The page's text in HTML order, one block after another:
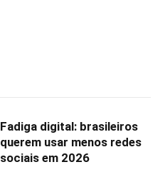
Fadiga digital: brasileiros
querem usar menos redes
sociais em 2026